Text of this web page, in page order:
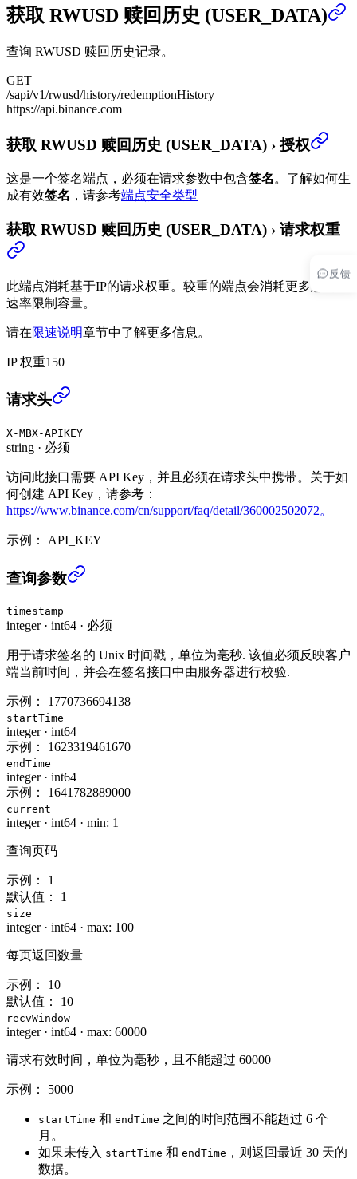
反馈
获取 RWUSD 赎回历史 (USER_DATA)
查询 RWUSD 赎回历史记录。
GET
/sapi/v1/rwusd/history/redemptionHistory
https://api.binance.com
获取 RWUSD 赎回历史 (USER_DATA) › 授权
这是一个签名端点，必须在请求参数中包含签名 。 了解如何生
成有效签名 ，请参考端点安全类型
获取 RWUSD 赎回历史 (USER_DATA) › 请求权重
此端点消耗基于IP的请求权重。较重的端点会消耗更多您的IP
速率限制容量。
请在限速说明章节中了解更多信息。
IP 权重150
获取 RWUSD 赎回历史 (USER_DATA)
请求头
X-MBX-APIKEY
string · 必须
访问此接口需要 API Key，并且必须在请求头中携带。关于如
何创建 API Key，请参考：
https://www.binance.com/cn/support/faq/detail/360002502072。
示例： API_KEY
获取 RWUSD 赎回历史 (USER_DATA)
查询参数
timestamp
integer· int64 · 必须
用于请求签名的 Unix 时间戳，单位为毫秒. 该值必须反映客户
端当前时间，并会在签名接口中由服务器进行校验.
示例： 1770736694138
startTime
integer· int64
示例：
1623319461670
endTime
integer· int64
示例：
1641782889000
current
integer· int64 · min: 1
查询页码
示例：
1
默认值：
1
size
integer· int64 · max: 100
每页返回数量
示例：
10
默认值：
10
recvWindow
integer· int64 · max: 60000
请求有效时间，单位为毫秒，且不能超过 60000
示例： 5000
startTime 和 endTime 之间的时间范围不能超过 6 个
月。
如果未传入 startTime 和 endTime ，则返回最近 30 天的
数据。